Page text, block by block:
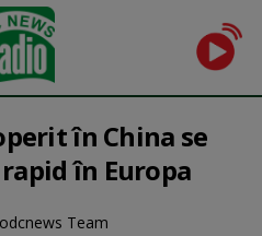
în China se
în Europa
Team